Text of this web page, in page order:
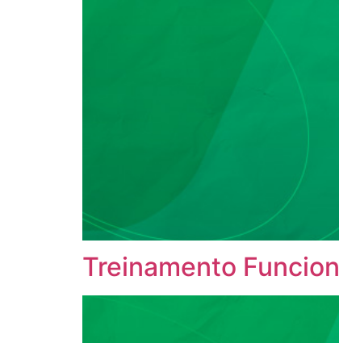
Treinamento